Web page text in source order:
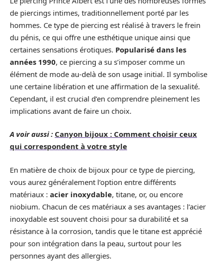
de piercings intimes, traditionnellement porté par les
hommes. Ce type de piercing est réalisé à travers le frein
du pénis, ce qui offre une esthétique unique ainsi que
certaines sensations érotiques. Popularisé dans les
années 1990, ce piercing a su s’imposer comme un
élément de mode au-delà de son usage initial. Il symbolise
une certaine libération et une affirmation de la sexualité.
Cependant, il est crucial d’en comprendre pleinement les
implications avant de faire un choix.
A voir aussi : Canyon bijoux : Comment choisir ceux
qui correspondent à votre style
En matière de choix de bijoux pour ce type de piercing,
vous aurez généralement l’option entre différents
matériaux : acier inoxydable, titane, or, ou encore
niobium. Chacun de ces matériaux a ses avantages : l’acier
inoxydable est souvent choisi pour sa durabilité et sa
résistance à la corrosion, tandis que le titane est apprécié
pour son intégration dans la peau, surtout pour les
personnes ayant des allergies.